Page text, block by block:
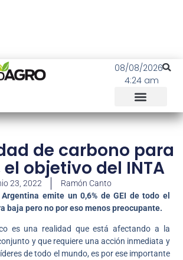
08/08/2026
4:24 am
de carbono para
el objetivo del INTA
23, 2022
Ramón Canto
emite un 0,6% de GEI de todo el
baja pero no por eso menos preocupante.
es una realidad que está afectando a la
y que requiere una acción inmediata y
de todo el mundo, es por ese importante